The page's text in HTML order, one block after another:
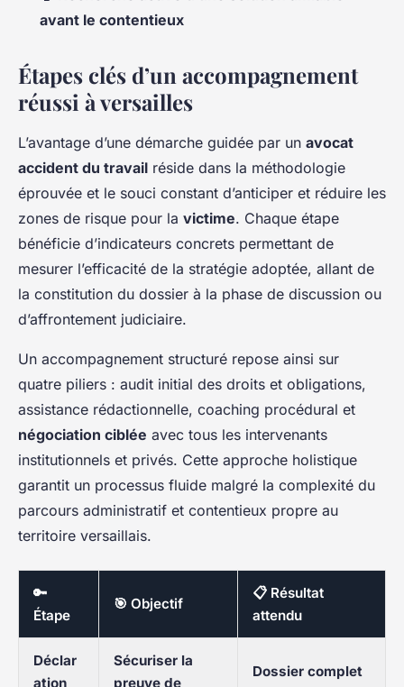
avant le contentieux
Étapes clés d’un accompagnement
réussi à versailles
L’avantage d’une démarche guidée par un avocat
accident du travail réside dans la méthodologie
éprouvée et le souci constant d’anticiper et réduire les
zones de risque pour la victime. Chaque étape
bénéficie d’indicateurs concrets permettant de
mesurer l’efficacité de la stratégie adoptée, allant de
la constitution du dossier à la phase de discussion ou
d’affrontement judiciaire.
Un accompagnement structuré repose ainsi sur
quatre piliers : audit initial des droits et obligations,
assistance rédactionnelle, coaching procédural et
négociation ciblée avec tous les intervenants
institutionnels et privés. Cette approche holistique
garantit un processus fluide malgré la complexité du
parcours administratif et contentieux propre au
territoire versaillais.
🔑
Étape
🎯 Objectif
📋 Résultat
attendu
Déclar
ation
Sécuriser la
preuve de
Dossier complet